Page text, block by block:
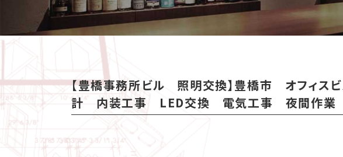
【豊橋事務所ビル 照明交換】豊橋市 オフィス
計 内装工事 LED交換 電気工事 夜間作業